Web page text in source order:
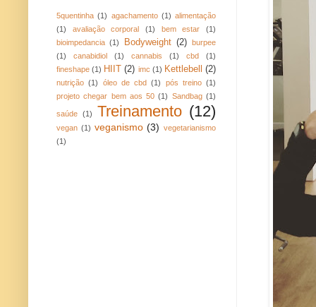
5quentinha (1) agachamento (1) alimentação
(1)
avaliação corporal (1) bem estar
(1)
bioimpedancia (1) Bodyweight (2)
burpee
(1)
canabidiol (1) cannabis (1) cbd
(1)
fineshape (1) HIIT (2) imc (1) Kettlebell (2)
nutrição (1) óleo de cbd (1) pós treino (1)
projeto chegar bem aos 50 (1) Sandbag (1)
saúde (1) Treinamento (12)
vegan (1) veganismo (3) vegetarianismo
(1)